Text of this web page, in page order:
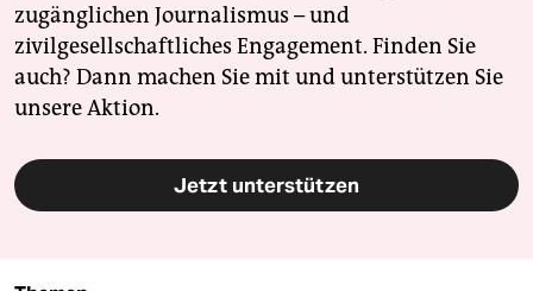
zugänglichen Journalismus – und
zivilgesellschaftliches Engagement. Finden Sie
auch? Dann machen Sie mit und unterstützen Sie
unsere Aktion.
Jetzt unterstützen